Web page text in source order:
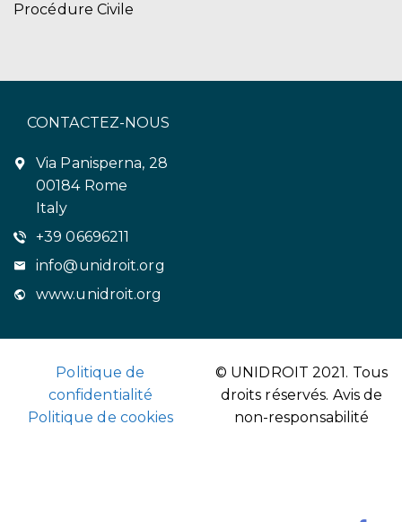
Procédure Civile
CONTACTEZ-NOUS
Via Panisperna, 28
00184 Rome
Italy
+39 06696211
info@unidroit.org
www.unidroit.org
Politique de
confidentialité
Politique de cookies
© UNIDROIT 2021. Tous
droits réservés. Avis de
non-responsabilité